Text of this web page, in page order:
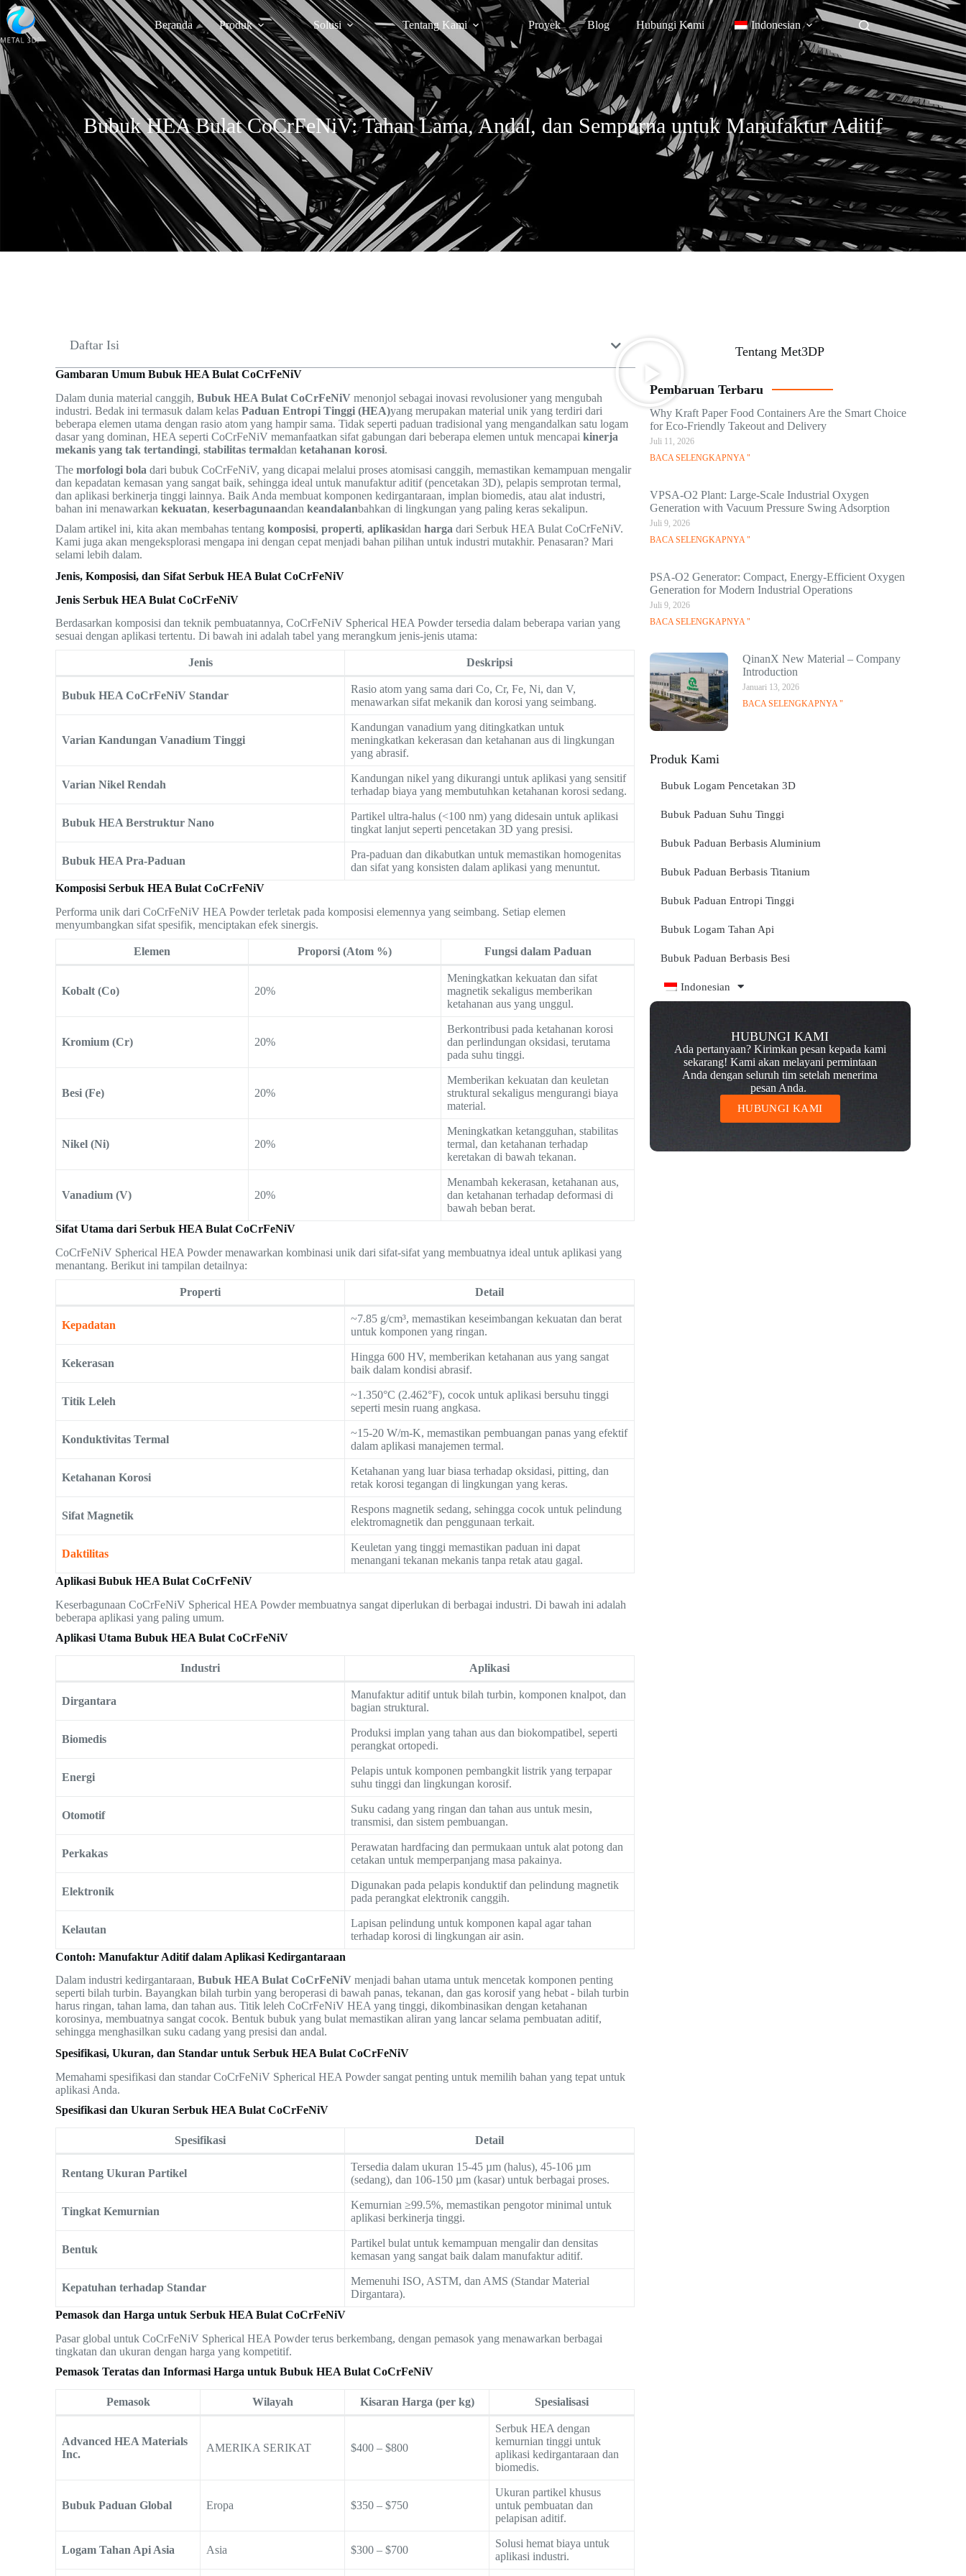
Beranda Produk Solusi Tentang Kami Proyek Blog Hubungi Kami Indonesian
Bubuk HEA Bulat CoCrFeNiV: Tahan Lama, Andal, dan Sempurna untuk Manufaktur Aditif
Daftar Isi
Gambaran Umum Bubuk HEA Bulat CoCrFeNiV
Dalam dunia material canggih,Bubuk HEA Bulat CoCrFeNiV menonjol sebagai inovasi revolusioner yang mengubah
industri. Bedak ini termasuk dalam kelasPaduan Entropi Tinggi (HEA)yang merupakan material unik yang terdiri dari
beberapa elemen utama dengan rasio atom yang hampir sama. Tidak seperti paduan tradisional yang mengandalkan satu logam
dasar yang dominan, HEA seperti CoCrFeNiV memanfaatkan sifat gabungan dari beberapa elemen untuk mencapaikinerja
mekanis yang tak tertandingi,stabilitas termaldanketahanan korosi.
Themorfologi bola dari bubuk CoCrFeNiV, yang dicapai melalui proses atomisasi canggih, memastikan kemampuan mengalir
dan kepadatan kemasan yang sangat baik, sehingga ideal untuk manufaktur aditif (pencetakan 3D), pelapis semprotan termal,
dan aplikasi berkinerja tinggi lainnya. Baik Anda membuat komponen kedirgantaraan, implan biomedis, atau alat industri,
bahan ini menawarkankekuatan,keserbagunaandankeandalanbahkan di lingkungan yang paling keras sekalipun.
Dalam artikel ini, kita akan membahas tentangkomposisi,properti,aplikasidanharga dari Serbuk HEA Bulat CoCrFeNiV.
Kami juga akan mengeksplorasi mengapa ini dengan cepat menjadi bahan pilihan untuk industri mutakhir. Penasaran? Mari
selami lebih dalam.
Jenis, Komposisi, dan Sifat Serbuk HEA Bulat CoCrFeNiV
Jenis Serbuk HEA Bulat CoCrFeNiV
Berdasarkan komposisi dan teknik pembuatannya, CoCrFeNiV Spherical HEA Powder tersedia dalam beberapa varian yang
sesuai dengan aplikasi tertentu. Di bawah ini adalah tabel yang merangkum jenis-jenis utama:
Jenis Deskripsi
Bubuk HEA CoCrFeNiV Standar
Rasio atom yang sama dari Co, Cr, Fe, Ni, dan V,
menawarkan sifat mekanik dan korosi yang seimbang.
Varian Kandungan Vanadium Tinggi
Kandungan vanadium yang ditingkatkan untuk
meningkatkan kekerasan dan ketahanan aus di lingkungan
yang abrasif.
Varian Nikel Rendah
Kandungan nikel yang dikurangi untuk aplikasi yang sensitif
terhadap biaya yang membutuhkan ketahanan korosi sedang.
Bubuk HEA Berstruktur Nano
Partikel ultra-halus (<100 nm) yang didesain untuk aplikasi
tingkat lanjut seperti pencetakan 3D yang presisi.
Bubuk HEA Pra-Paduan
Pra-paduan dan dikabutkan untuk memastikan homogenitas
dan sifat yang konsisten dalam aplikasi yang menuntut.
Komposisi Serbuk HEA Bulat CoCrFeNiV
Performa unik dari CoCrFeNiV HEA Powder terletak pada komposisi elemennya yang seimbang. Setiap elemen
menyumbangkan sifat spesifik, menciptakan efek sinergis.
Elemen Proporsi (Atom %) Fungsi dalam Paduan
Kobalt (Co) 20%
Meningkatkan kekuatan dan sifat
magnetik sekaligus memberikan
ketahanan aus yang unggul.
Kromium (Cr) 20%
Berkontribusi pada ketahanan korosi
dan perlindungan oksidasi, terutama
pada suhu tinggi.
Besi (Fe) 20%
Memberikan kekuatan dan keuletan
struktural sekaligus mengurangi biaya
material.
Nikel (Ni) 20%
Meningkatkan ketangguhan, stabilitas
termal, dan ketahanan terhadap
keretakan di bawah tekanan.
Vanadium (V) 20%
Menambah kekerasan, ketahanan aus,
dan ketahanan terhadap deformasi di
bawah beban berat.
Sifat Utama dari Serbuk HEA Bulat CoCrFeNiV
CoCrFeNiV Spherical HEA Powder menawarkan kombinasi unik dari sifat-sifat yang membuatnya ideal untuk aplikasi yang
menantang. Berikut ini tampilan detailnya:
Properti Detail
Kepadatan
~7.85 g/cm³, memastikan keseimbangan kekuatan dan berat
untuk komponen yang ringan.
Kekerasan
Hingga 600 HV, memberikan ketahanan aus yang sangat
baik dalam kondisi abrasif.
Titik Leleh
~1.350°C (2.462°F), cocok untuk aplikasi bersuhu tinggi
seperti mesin ruang angkasa.
Konduktivitas Termal
~15-20 W/m-K, memastikan pembuangan panas yang efektif
dalam aplikasi manajemen termal.
Ketahanan Korosi
Ketahanan yang luar biasa terhadap oksidasi, pitting, dan
retak korosi tegangan di lingkungan yang keras.
Sifat Magnetik
Respons magnetik sedang, sehingga cocok untuk pelindung
elektromagnetik dan penggunaan terkait.
Daktilitas
Keuletan yang tinggi memastikan paduan ini dapat
menangani tekanan mekanis tanpa retak atau gagal.
Aplikasi Bubuk HEA Bulat CoCrFeNiV
Keserbagunaan CoCrFeNiV Spherical HEA Powder membuatnya sangat diperlukan di berbagai industri. Di bawah ini adalah
beberapa aplikasi yang paling umum.
Aplikasi Utama Bubuk HEA Bulat CoCrFeNiV
Industri Aplikasi
Dirgantara
Manufaktur aditif untuk bilah turbin, komponen knalpot, dan
bagian struktural.
Biomedis
Produksi implan yang tahan aus dan biokompatibel, seperti
perangkat ortopedi.
Energi
Pelapis untuk komponen pembangkit listrik yang terpapar
suhu tinggi dan lingkungan korosif.
Otomotif
Suku cadang yang ringan dan tahan aus untuk mesin,
transmisi, dan sistem pembuangan.
Perkakas
Perawatan hardfacing dan permukaan untuk alat potong dan
cetakan untuk memperpanjang masa pakainya.
Elektronik
Digunakan pada pelapis konduktif dan pelindung magnetik
pada perangkat elektronik canggih.
Kelautan
Lapisan pelindung untuk komponen kapal agar tahan
terhadap korosi di lingkungan air asin.
Contoh: Manufaktur Aditif dalam Aplikasi Kedirgantaraan
Dalam industri kedirgantaraan,Bubuk HEA Bulat CoCrFeNiV menjadi bahan utama untuk mencetak komponen penting
seperti bilah turbin. Bayangkan bilah turbin yang beroperasi di bawah panas, tekanan, dan gas korosif yang hebat - bilah turbin
harus ringan, tahan lama, dan tahan aus. Titik leleh CoCrFeNiV HEA yang tinggi, dikombinasikan dengan ketahanan
korosinya, membuatnya sangat cocok. Bentuk bubuk yang bulat memastikan aliran yang lancar selama pembuatan aditif,
sehingga menghasilkan suku cadang yang presisi dan andal.
Spesifikasi, Ukuran, dan Standar untuk Serbuk HEA Bulat CoCrFeNiV
Memahami spesifikasi dan standar CoCrFeNiV Spherical HEA Powder sangat penting untuk memilih bahan yang tepat untuk
aplikasi Anda.
Spesifikasi dan Ukuran Serbuk HEA Bulat CoCrFeNiV
Spesifikasi Detail
Rentang Ukuran Partikel
Tersedia dalam ukuran 15-45 µm (halus), 45-106 µm
(sedang), dan 106-150 µm (kasar) untuk berbagai proses.
Tingkat Kemurnian
Kemurnian ≥99.5%, memastikan pengotor minimal untuk
aplikasi berkinerja tinggi.
Bentuk
Partikel bulat untuk kemampuan mengalir dan densitas
kemasan yang sangat baik dalam manufaktur aditif.
Kepatuhan terhadap Standar
Memenuhi ISO, ASTM, dan AMS (Standar Material
Dirgantara).
Pemasok dan Harga untuk Serbuk HEA Bulat CoCrFeNiV
Pasar global untuk CoCrFeNiV Spherical HEA Powder terus berkembang, dengan pemasok yang menawarkan berbagai
tingkatan dan ukuran dengan harga yang kompetitif.
Pemasok Teratas dan Informasi Harga untuk Bubuk HEA Bulat CoCrFeNiV
Pemasok Wilayah Kisaran Harga (per kg) Spesialisasi
Advanced HEA Materials
Inc.
AMERIKA SERIKAT $400 – $800
Serbuk HEA dengan
kemurnian tinggi untuk
aplikasi kedirgantaraan dan
biomedis.
Bubuk Paduan Global Eropa $350 – $750
Ukuran partikel khusus
untuk pembuatan dan
pelapisan aditif.
Logam Tahan Api Asia Asia $300 – $700
Solusi hemat biaya untuk
aplikasi industri.
Tentang Met3DP
Pembaruan Terbaru
Why Kraft Paper Food Containers Are the Smart Choice
for Eco-Friendly Takeout and Delivery
Juli 11, 2026
BACA SELENGKAPNYA "
VPSA-O2 Plant: Large-Scale Industrial Oxygen
Generation with Vacuum Pressure Swing Adsorption
Juli 9, 2026
BACA SELENGKAPNYA "
PSA-O2 Generator: Compact, Energy-Efficient Oxygen
Generation for Modern Industrial Operations
Juli 9, 2026
BACA SELENGKAPNYA "
QinanX New Material – Company
Introduction
Januari 13, 2026
BACA SELENGKAPNYA "
Produk Kami
Bubuk Logam Pencetakan 3D
Bubuk Paduan Suhu Tinggi
Bubuk Paduan Berbasis Aluminium
Bubuk Paduan Berbasis Titanium
Bubuk Paduan Entropi Tinggi
Bubuk Logam Tahan Api
Bubuk Paduan Berbasis Besi
Indonesian
HUBUNGI KAMI
Ada pertanyaan? Kirimkan pesan kepada kami
sekarang! Kami akan melayani permintaan
Anda dengan seluruh tim setelah menerima
pesan Anda.
HUBUNGI KAMI